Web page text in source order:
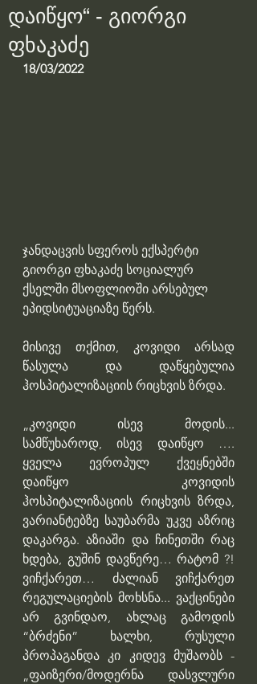
დაიწყო“ - გიორგი
ფხაკაძე
18/03/2022
ჯანდაცვის სფეროს ექსპერტი
გიორგი ფხაკაძე სოციალურ
ქსელში მსოფლიოში არსებულ
ეპიდსიტუაციაზე წერს.
მისივე თქმით, კოვიდი არსად
წასულა და დაწყებულია
ჰოსპიტალიზაციის რიცხვის ზრდა.
„კოვიდი ისევ მოდის...
სამწუხაროდ, ისევ დაიწყო ….
ყველა ევროპულ ქვეყნებში
დაიწყო კოვიდის
ჰოსპიტალიზაციის რიცხვის ზრდა,
ვარიანტებზე საუბარმა უკვე აზრიც
დაკარგა. აზიაში და ჩინეთში რაც
ხდება, გუშინ დავწერე… რატომ ?!
ვიჩქარეთ… ძალიან ვიჩქარეთ
რეგულაციების მოხსნა... ვაქცინები
არ გვინდაო, ახლაც გამოდის
“ბრძენი” ხალხი, რუსული
პროპაგანდა კი კიდევ მუშაობს -
„ფაიზერი/მოდერნა დასვლური